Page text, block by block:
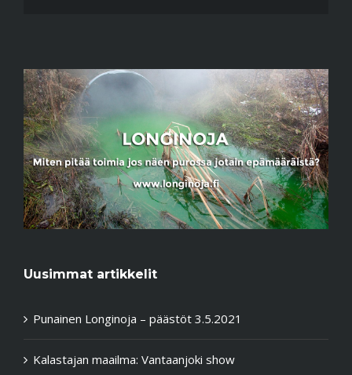
Uusimmat artikkelit
Punainen Longinoja – päästöt 3.5.2021
Kalastajan maailma: Vantaanjoki show